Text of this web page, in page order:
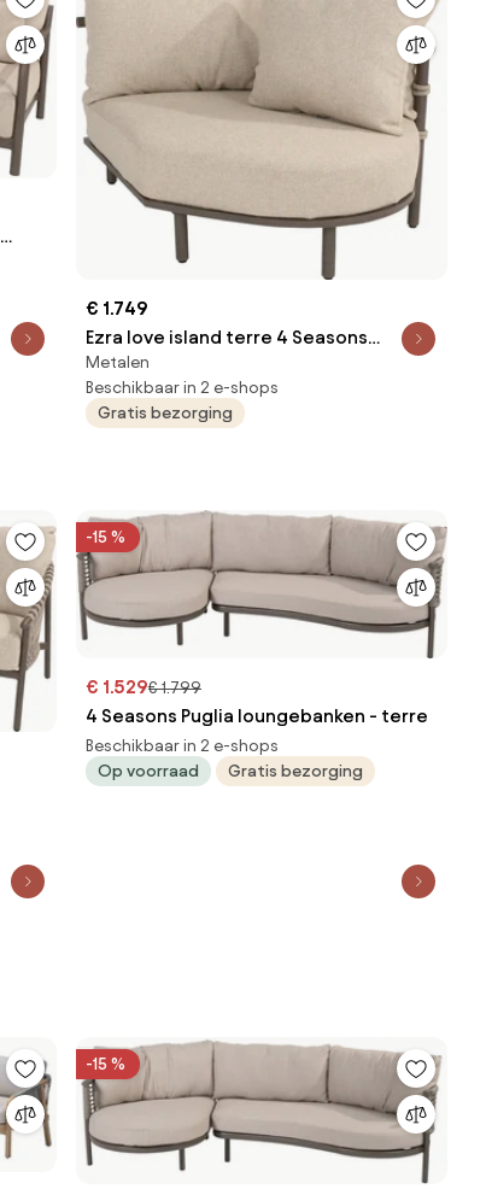
€ 1.749
Ezra love island terre 4 Seasons
Outdoor
Metalen
Beschikbaar in 2 e-shops
Gratis bezorging
-15 %
€ 1.529€ 1.799
4 Seasons Puglia loungebanken - terre
Beschikbaar in 2 e-shops
Op voorraad
Gratis bezorging
-15 %